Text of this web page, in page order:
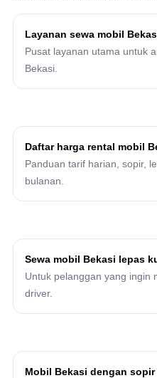
Layanan sewa mobil
Pusat layanan utama untuk
Bekasi.
Daftar harga rental mobil
Panduan tarif harian, sopir,
bulanan.
Sewa mobil Bekasi lepas
Untuk pelanggan yang ingin
driver.
Mobil Bekasi dengan sopir